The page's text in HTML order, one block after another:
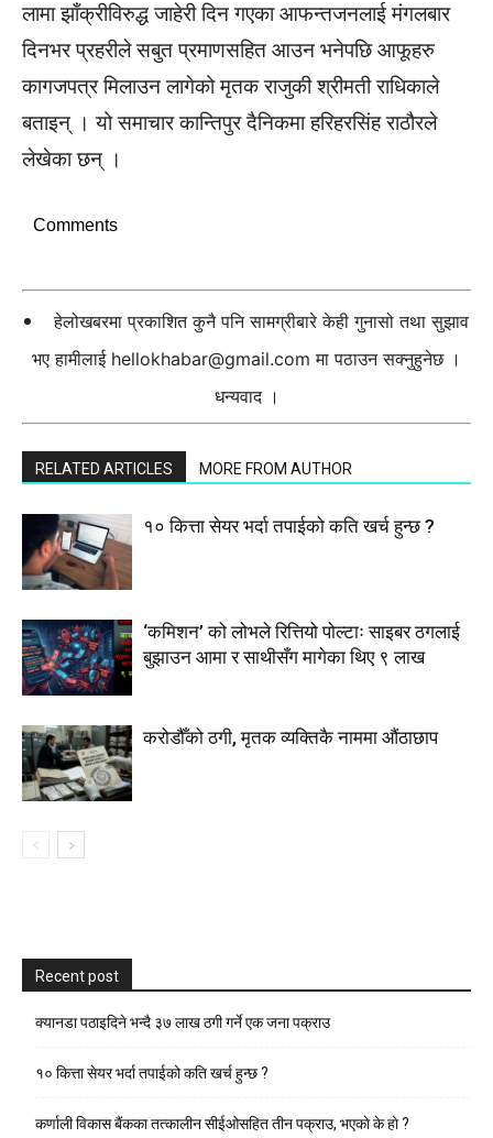
लामा झाँक्रीविरुद्ध जाहेरी दिन गएका आफन्तजनलाई मंगलबार
दिनभर प्रहरीले सबुत प्रमाणसहित आउन भनेपछि आफूहरु
कागजपत्र मिलाउन लागेको मृतक राजुकी श्रीमती राधिकाले
बताइन् । यो समाचार कान्तिपुर दैनिकमा हरिहरसिंह राठौरले
लेखेका छन् ।
Comments
हेलोखबरमा प्रकाशित कुनै पनि सामग्रीबारे केही गुनासो तथा सुझाव
भए हामीलाई hellokhabar@gmail.com मा पठाउन सक्नुहुनेछ ।
धन्यवाद ।
RELATED ARTICLES MORE FROM AUTHOR
१० कित्ता सेयर भर्दा तपाईको कति खर्च हुन्छ ?
‘कमिशन’ को लोभले रित्तियो पोल्टाः साइबर ठगलाई
बुझाउन आमा र साथीसँग मागेका थिए ९ लाख
करोडौँको ठगी, मृतक व्यक्तिकै नाममा औंठाछाप
Recent post
क्यानडा पठाइदिने भन्दै ३७ लाख ठगी गर्ने एक जना पक्राउ
१० कित्ता सेयर भर्दा तपाईको कति खर्च हुन्छ ?
कर्णाली विकास बैंकका तत्कालीन सीईओसहित तीन पक्राउ, भएकाे के हाे ?